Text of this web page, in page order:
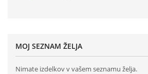
MOJ SEZNAM ŽELJA
Nimate izdelkov v vašem seznamu želja.